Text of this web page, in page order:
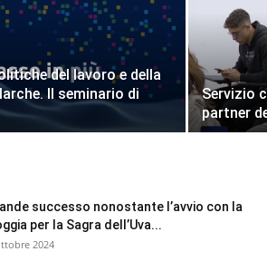
del lavoro e della
Il seminario di
Servizio
partner
successo nonostante l’avvio con la
per la Sagra dell’Uva...
2024